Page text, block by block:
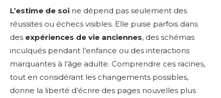
L’estime de soi ne dépend pas seulement des
réussites ou échecs visibles. Elle puise parfois dans
des expériences de vie anciennes, des schémas
inculqués pendant l’enfance ou des interactions
marquantes à l’âge adulte. Comprendre ces racines,
tout en considérant les changements possibles,
donne la liberté d’écrire des pages nouvelles plus